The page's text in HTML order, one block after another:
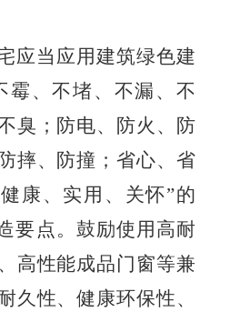
应当应用建筑绿色建
霉、不堵、不漏、不
臭；防电、防火、防
摔、防撞；省心、省
康、实用、关怀”的
要点。鼓励使用高耐
高性能成品门窗等兼
久性、健康环保性、